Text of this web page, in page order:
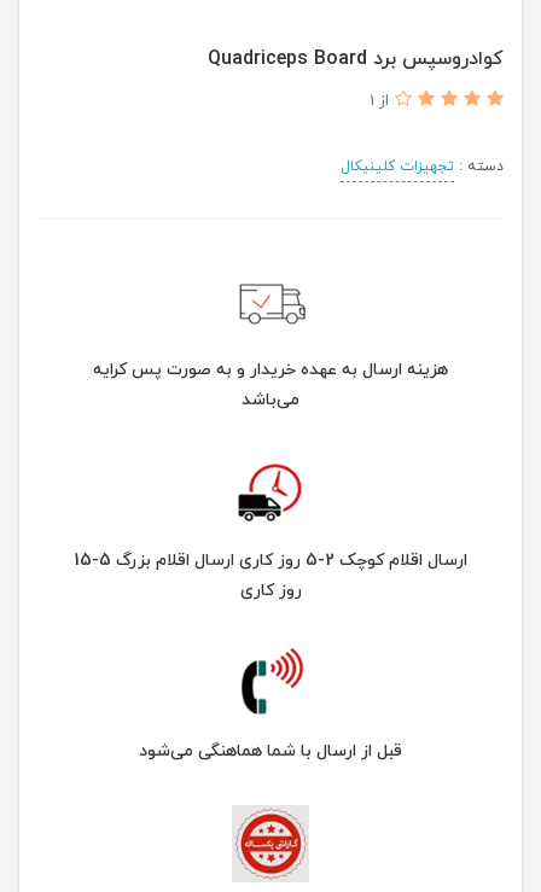
کوادروسپس برد Quadriceps Board
از 1
دسته : تجهیزات کلینیکال
هزینه ارسال به عهده خریدار و به صورت پس کرایه
می‌باشد
ارسال اقلام کوچک 2-5 روز کاری ارسال اقلام بزرگ 5-15
روز کاری
قبل از ارسال با شما هماهنگی می‌شود